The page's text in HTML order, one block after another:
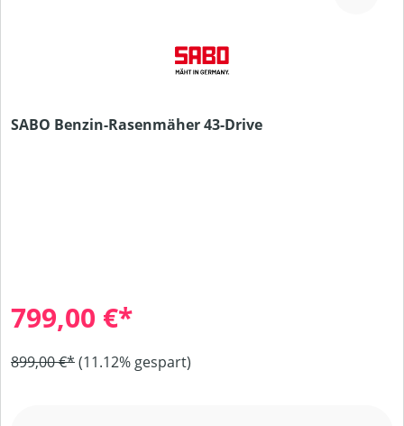
SABO Benzin-Rasenmäher 43-Drive
799,00 €*
899,00 €*(11.12% gespart)